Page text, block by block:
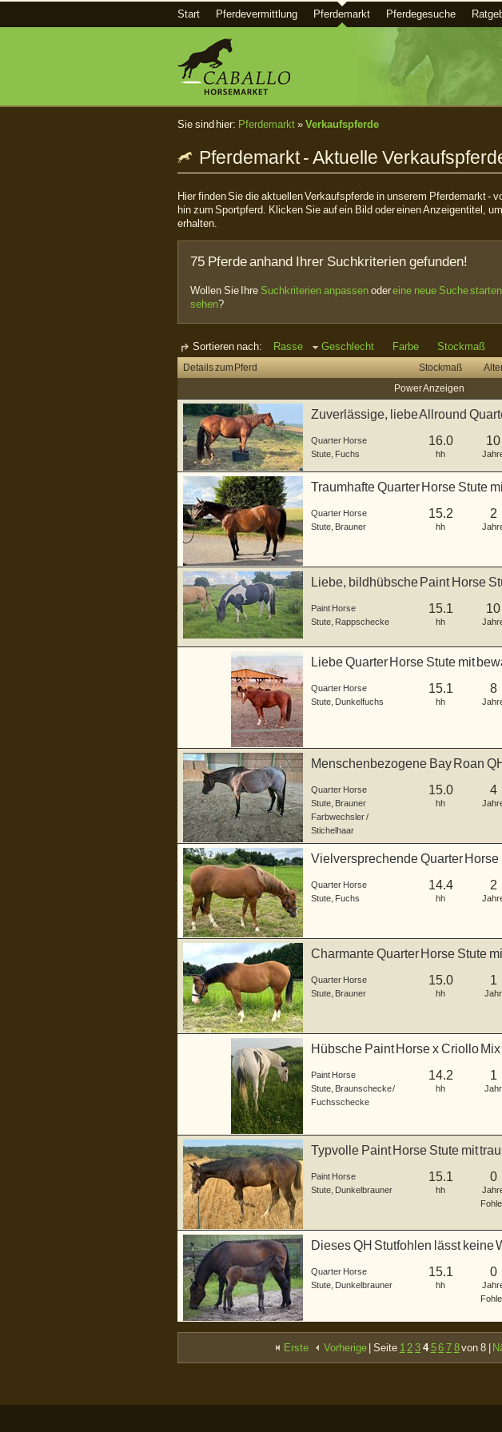
Start Pferdevermittlung Pferdemarkt Pferdegesuche
Sie sind hier: Pferdemarkt » Verkaufspferde
Pferdemarkt - Aktuelle
Hier finden Sie die aktuellen Verkaufspferde in unserem Pferdemarkt -
hin zum Sportpferd. Klicken Sie auf ein Bild oder einen Anzeigentitel,
erhalten.
75 Pferde anhand Ihrer Suchkriterien gefunden!
Wollen Sie Ihre Suchkriterien anpassenodereine neue Suche starten
sehen?
Sortieren nach: Rasse Geschlecht Farbe Stockmaß
Details zum Pferd Stockmaß
Power Anzeigen
Zuverlässige, liebe Allround
Quarter Horse
Stute Fuchs
16.0
hh
10
Traumhafte Quarter Horse Stute
Quarter Horse
Stute Brauner
15.2
hh
2
Liebe, bildhübsche Paint Horse
Paint Horse
Stute Rappschecke
15.1
hh
10
Liebe Quarter Horse Stute mit
Quarter Horse
Stute Dunkelfuchs
15.1
hh
8
Menschenbezogene Bay Roan
Quarter Horse
Stute Brauner
Farbwechsler /
Stichelhaar
15.0
hh
4
Vielversprechende Quarter
Quarter Horse
Stute Fuchs
14.4
hh
2
Charmante Quarter Horse Stute
Quarter Horse
Stute Brauner
15.0
hh
1
Jahr
Hübsche Paint Horse x Criollo
Paint Horse
Stute Braunschecke /
Fuchsschecke
14.2
hh
1
Jahr
Typvolle Paint Horse Stute mit
Paint Horse
Stute Dunkelbrauner
15.1
hh
0
Dieses QH Stutfohlen lässt keine
Quarter Horse
Stute Dunkelbrauner
15.1
hh
0
Erste Vorherige| Seite 12 3 4 56 7 8von 8 |